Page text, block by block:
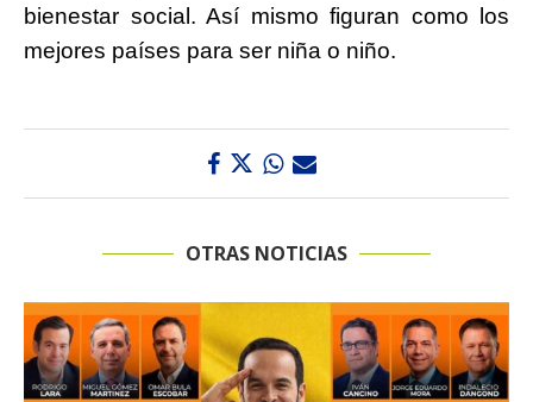
bienestar social. Así mismo figuran como los
mejores países para ser niña o niño.
OTRAS NOTICIAS